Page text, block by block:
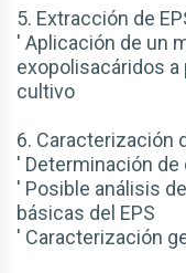
5. Extracción de
' Aplicación de un
exopolisacáridos a
cultivo
6. Caracterización
' Determinación
' Posible análisis
básicas del EPS
' Caracterización